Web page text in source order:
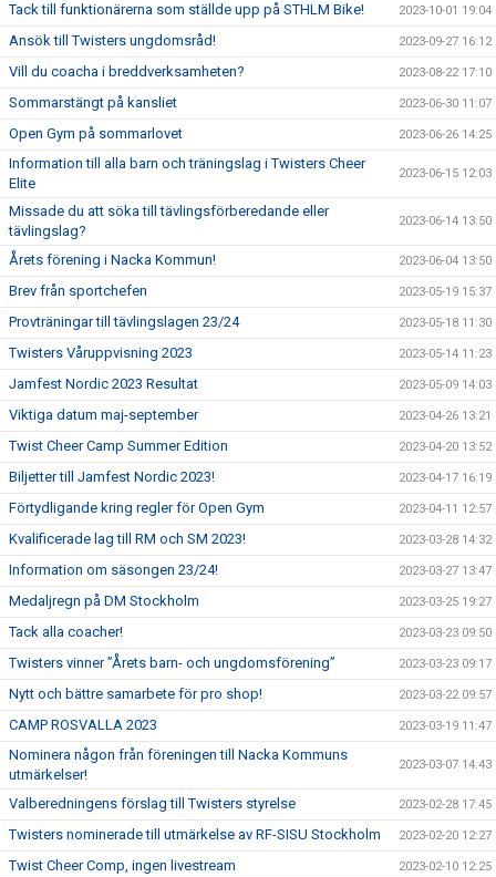
Tack till funktionärerna som ställde upp på STHLM Bike! 2023-10-01 19:04
Ansök till Twisters ungdomsråd! 2023-09-27 16:12
Vill du coacha i breddverksamheten? 2023-08-22 17:10
Sommarstängt på kansliet 2023-06-30 11:07
Open Gym på sommarlovet 2023-06-26 14:25
Information till alla barn och träningslag i Twisters Cheer
Elite
2023-06-15 12:03
Missade du att söka till tävlingsförberedande eller
tävlingslag?
2023-06-14 13:50
Årets förening i Nacka Kommun! 2023-06-04 13:50
Brev från sportchefen 2023-05-19 15:37
Provträningar till tävlingslagen 23/24 2023-05-18 11:30
Twisters Våruppvisning 2023 2023-05-14 11:23
Jamfest Nordic 2023 Resultat 2023-05-09 14:03
Viktiga datum maj-september 2023-04-26 13:21
Twist Cheer Camp Summer Edition 2023-04-20 13:52
Biljetter till Jamfest Nordic 2023! 2023-04-17 16:19
Förtydligande kring regler för Open Gym 2023-04-11 12:57
Kvalificerade lag till RM och SM 2023! 2023-03-28 14:32
Information om säsongen 23/24! 2023-03-27 13:47
Medaljregn på DM Stockholm 2023-03-25 19:27
Tack alla coacher! 2023-03-23 09:50
Twisters vinner ”Årets barn- och ungdomsförening” 2023-03-23 09:17
Nytt och bättre samarbete för pro shop! 2023-03-22 09:57
CAMP ROSVALLA 2023 2023-03-19 11:47
Nominera någon från föreningen till Nacka Kommuns
utmärkelser!
2023-03-07 14:43
Valberedningens förslag till Twisters styrelse 2023-02-28 17:45
Twisters nominerade till utmärkelse av RF-SISU Stockholm 2023-02-20 12:27
Twist Cheer Comp, ingen livestream 2023-02-10 12:25